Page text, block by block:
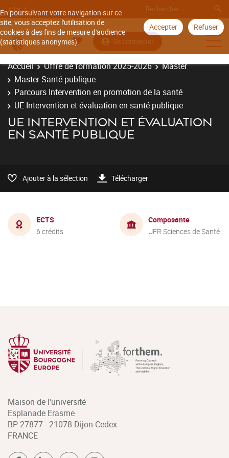
En poursuivant votre navigation sur ce
site, vous acceptez l'utilisation de
cookies à des fins de mesure d'audience
(statistiques anonymes).
Accepter Refuser
Aller à
Se connecter
Accueil Offre de formation 2025-2026
Master
Master Santé publique
Parcours Intervention en promotion de la santé
UE Intervention et évaluation en santé publique
UE INTERVENTION ET ÉVALUATION
EN SANTÉ PUBLIQUE
Ajouter à la sélection Télécharger
ECTS
6 crédits
Composante
UFR Sciences de Santé
Maison de l'université
Esplanade Erasme
BP 27877 - 21078 Dijon Cedex
FRANCE